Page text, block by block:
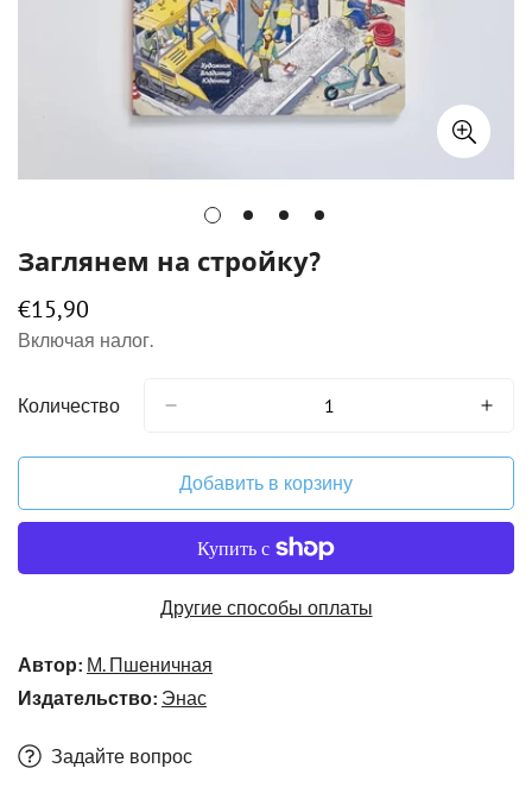
Заглянем на стройку?
Обычная
цена
€15,90
Включая налог.
Количество
Добавить в корзину
Другие способы оплаты
Автор: М. Пшеничная
Издательство: Энас
Задайте вопрос